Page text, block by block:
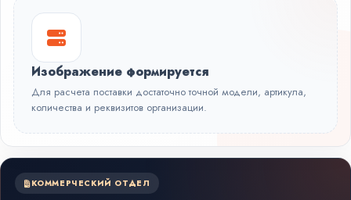
Изображение формируется
Для расчета поставки достаточно точной модели, артикула,
количества и реквизитов организации.
КОММЕРЧЕСКИЙ ОТДЕЛ